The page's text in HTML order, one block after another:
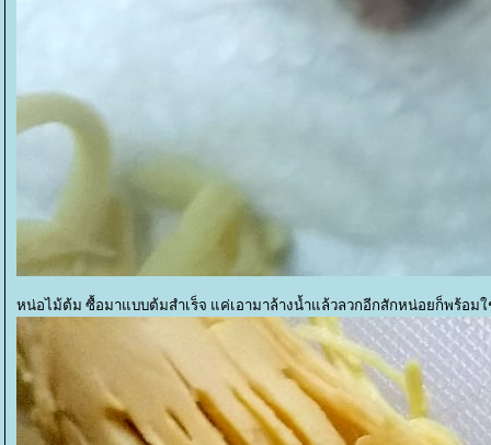
หน่อไม้ต้ม ซื้อมาแบบต้มสำเร็จ แค่เอามาล้างน้ำแล้วลวกอีกสักหน่อยก็พร้อม